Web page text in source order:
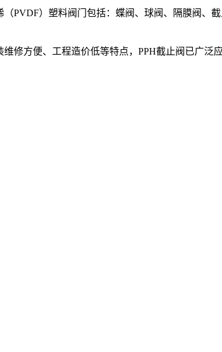
PVDF）塑料阀门包括：蝶阀、球阀、隔膜阀、
修方便、工程造价低等特点，PPH截止阀已广